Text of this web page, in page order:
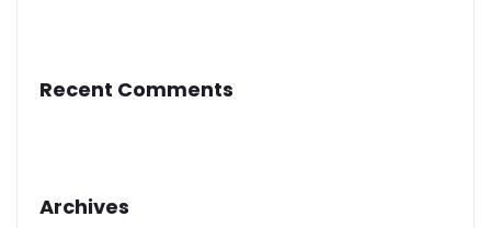
Recent Comments
Archives